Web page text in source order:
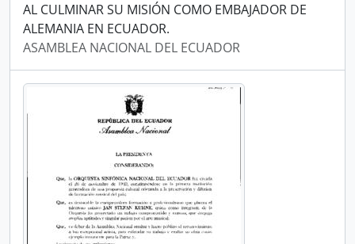
AL CULMINAR SU MISIÓN COMO EMBAJADOR DE
ALEMANIA EN ECUADOR.
ASAMBLEA NACIONAL DEL ECUADOR